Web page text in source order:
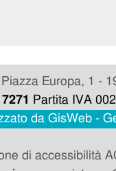
Europa, 1 -
Partita IVA
da GisWeb -
di accessibilità